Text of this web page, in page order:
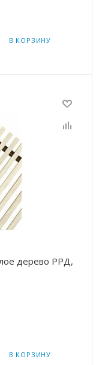
В КОРЗИНУ
В КОРЗИНУ